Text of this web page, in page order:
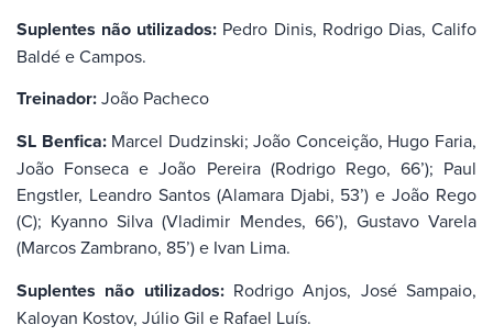
Suplentes não utilizados: Pedro Dinis, Rodrigo Dias, Califo
Baldé e Campos.
Treinador:João Pacheco
SL Benfica:Marcel Dudzinski; João Conceição, Hugo Faria,
João Fonseca e João Pereira (Rodrigo Rego, 66’); Paul
Engstler, Leandro Santos (Alamara Djabi, 53’) e João Rego
(C); Kyanno Silva (Vladimir Mendes, 66’), Gustavo Varela
(Marcos Zambrano, 85’) e Ivan Lima.
Suplentes não utilizados:Rodrigo Anjos, José Sampaio,
Kaloyan Kostov, Júlio Gil e Rafael Luís.